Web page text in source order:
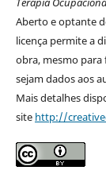
Aberto e optante
licença permite a
obra, mesmo para
sejam dados aos
Mais detalhes
site http://